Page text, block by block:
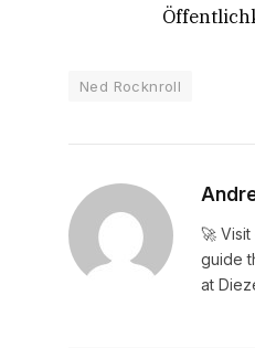
Ned Rocknroll
🚀
guide
at